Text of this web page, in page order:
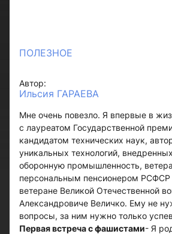
ПОЛЕЗНОЕ
Автор:
Ильсия ГАРАЕВА
Мне очень повезло. Я впервые в
с лауреатом Государственной
кандидатом технических наук,
уникальных технологий,
оборонную промышленность,
персональным пенсионером РСФСР
ветеране Великой Отечественной
Александровиче Величко. Ему не
вопросы, за ним нужно только
Первая встреча с фашистами- Я